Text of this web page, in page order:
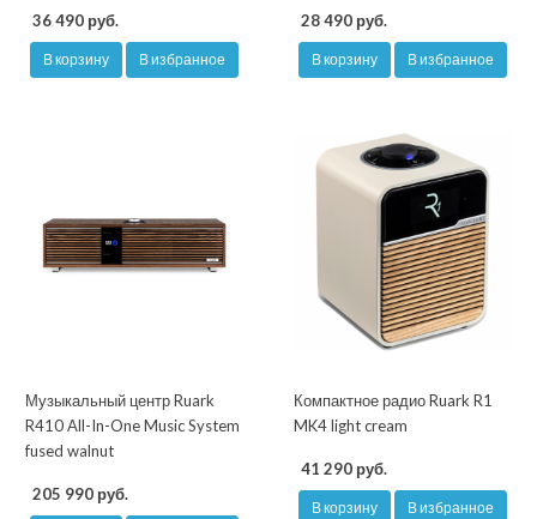
36 490 руб.
В корзину В избранное
28 490 руб.
В корзину В избранное
Музыкальный центр Ruark
R410 All-In-One Music System
fused walnut
205 990 руб.
Компактное радио Ruark R1
MK4 light cream
41 290 руб.
В корзину В избранное